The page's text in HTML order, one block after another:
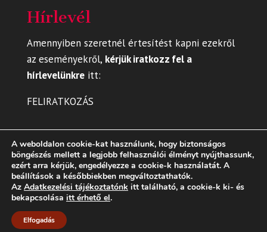
Hírlevél
Amennyiben szeretnél értesítést kapni ezekről
az eseményekről, kérjük iratkozz fel a
hírlevelünkreitt:
FELIRATKOZÁS
Dizájn:
A weboldalon cookie-kat használunk, hogy biztonságos
böngészés mellett a legjobb felhasználói élményt nyújthassunk,
ezért arra kérjük, engedélyezze a cookie-k használatát. A
beállítások a későbbiekben megváltoztathatók.
Az Adatkezelési tájékoztatónk itt található, a cookie-k ki- és
bekapcsolása itt érhető el.
Elfogadás